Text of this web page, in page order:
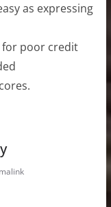
as expressing
for poor credit